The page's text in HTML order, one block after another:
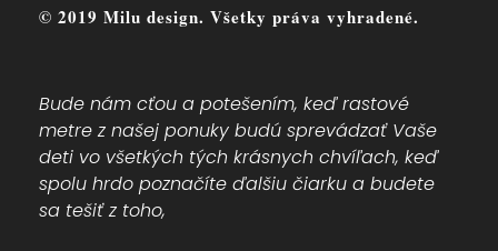
© 2019 Milu design. Všetky práva vyhradené.
Bude nám cťou a potešením, keď rastové
metre z našej ponuky budú sprevádzať Vaše
deti vo všetkých tých krásnych chvíľach, keď
spolu hrdo poznačíte ďalšiu čiarku a budete
sa tešiť z toho,